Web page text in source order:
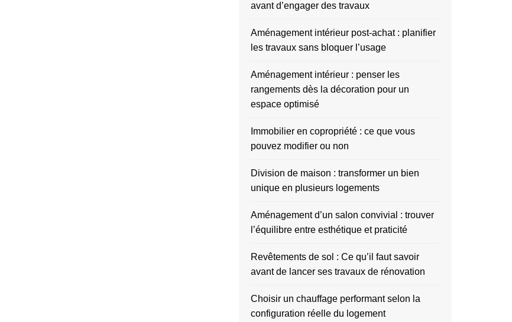
avant d’engager des travaux
Aménagement intérieur post-achat : planifier
les travaux sans bloquer l’usage
Aménagement intérieur : penser les
rangements dès la décoration pour un
espace optimisé
Immobilier en copropriété : ce que vous
pouvez modifier ou non
Division de maison : transformer un bien
unique en plusieurs logements
Aménagement d’un salon convivial : trouver
l’équilibre entre esthétique et praticité
Revêtements de sol : Ce qu’il faut savoir
avant de lancer ses travaux de rénovation
Choisir un chauffage performant selon la
configuration réelle du logement